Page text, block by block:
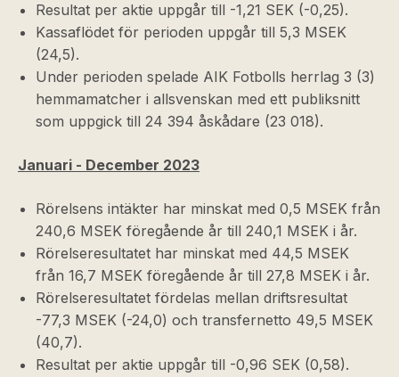
Resultat per aktie uppgår till -1,21 SEK (-0,25).
Kassaflödet för perioden uppgår till 5,3 MSEK
(24,5).
Under perioden spelade AIK Fotbolls herrlag 3 (3)
hemmamatcher i allsvenskan med ett publiksnitt
som uppgick till 24 394 åskådare (23 018).
Januari - December 2023
Rörelsens intäkter har minskat med 0,5 MSEK från
240,6 MSEK föregående år till 240,1 MSEK i år.
Rörelseresultatet har minskat med 44,5 MSEK
från 16,7 MSEK föregående år till 27,8 MSEK i år.
Rörelseresultatet fördelas mellan driftsresultat
-77,3 MSEK (-24,0) och transfernetto 49,5 MSEK
(40,7).
Resultat per aktie uppgår till -0,96 SEK (0,58).